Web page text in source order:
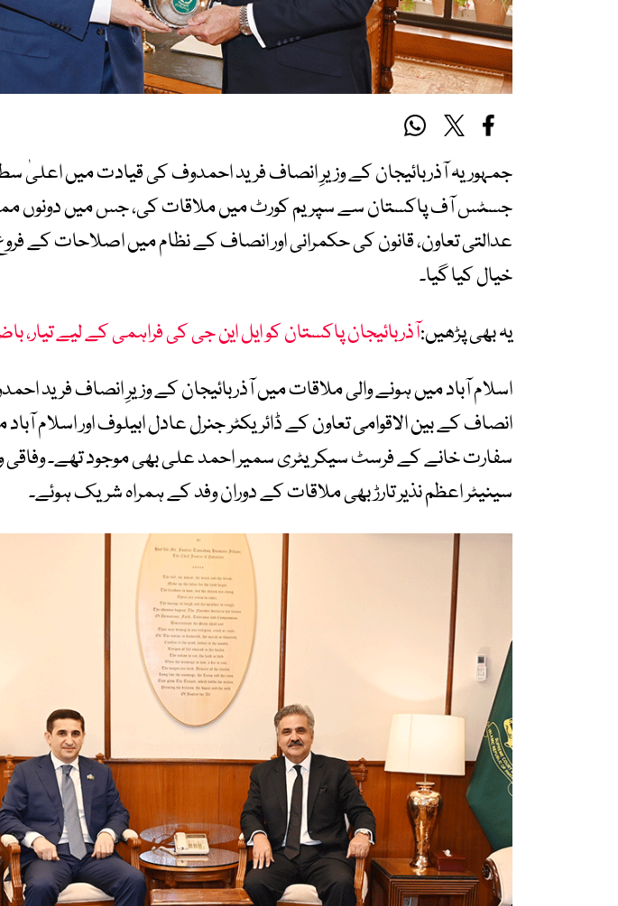
جمہوریہ آذربائیجان کے وزیرِ انصاف فرید احمدوف کی قیادت میں اعلیٰ
جسٹس آف پاکستان سے سپریم کورٹ میں ملاقات کی، جس میں دونوں
عدالتی تعاون، قانون کی حکمرانی اور انصاف کے نظام میں اصلاحات کے
خیال کیا گیا۔
یہ بھی پڑھیں:آذربائیجان پاکستان کو ایل این جی کی فراہمی کے لیے
اسلام آباد میں ہونے والی ملاقات میں آذربائیجان کے وزیرِ انصاف فرید
انصاف کے بین الاقوامی تعاون کے ڈائریکٹر جنرل عادل ابیلوف اور اسلام
سفارت خانے کے فرسٹ سیکریٹری سمیر احمد علی بھی موجود تھے۔ وفاقی
سینیٹر اعظم نذیر تارڑ بھی ملاقات کے دوران وفد کے ہمراہ شریک ہوئے۔